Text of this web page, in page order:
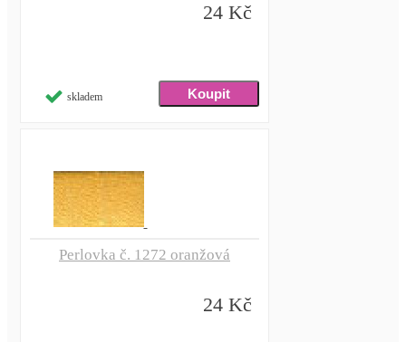
24 Kč
skladem
Perlovka č. 1272 oranžová
24 Kč